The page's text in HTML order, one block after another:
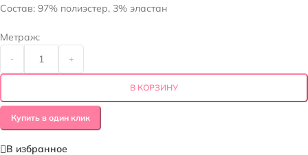
Состав: 97% полиэстер, 3% эластан
Метраж:
- +
В КОРЗИНУ
Купить в один клик
В избранное